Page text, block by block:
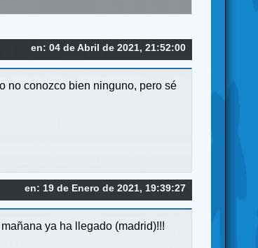
en: 04 de Abril de 2021, 21:52:00
no conozco bien ninguno, pero sé
en: 19 de Enero de 2021, 19:39:27
ya ha llegado (madrid)!!!